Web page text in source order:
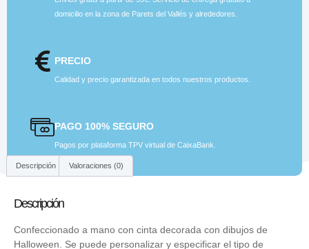
domicilio en la zona de Parets del Vallés y alrededores.
PRECIO
Calidad y precio garantizada en todos nuestros productos.
PAGO 100% SEGURO
Pagos por plataforma TPV virtual de CaixaBank.
Descripción Valoraciones (0)
Descripción
Confeccionado a mano con cinta decorada con dibujos de
Halloween. Se puede personalizar y especificar el tipo de